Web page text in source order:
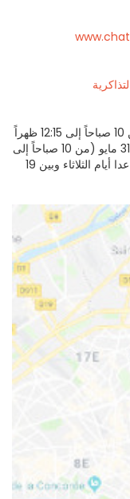
يفتح أبوابه يومياً من 1 يونيو إلى 30 سبتمبر (من 10 صباحاً إلى 12:15 ظهراً
ومن 1:30 ظهراً إلى 6 مساءً) ومن 1 أكتوبر إلى 31 مايو (من 10 صباحاً إلى
12:15 ظهراً ومن 1:30 ظهراً إلى 5 مساءً)، ما عدا أيام الثلاثاء وبين 19